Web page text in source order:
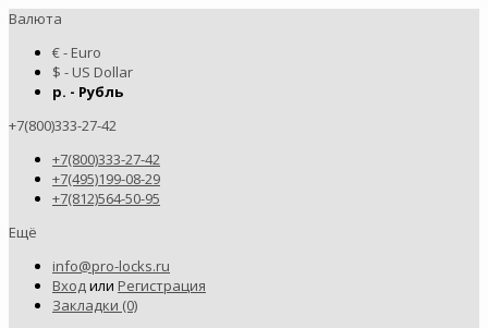
Валюта
€ - Euro
$ - US Dollar
р. - Рубль
+7(800)333-27-42
+7(800)333-27-42
+7(495)199-08-29
+7(812)564-50-95
Ещё
info@pro-locks.ru
Входили Регистрация
Закладки (0)